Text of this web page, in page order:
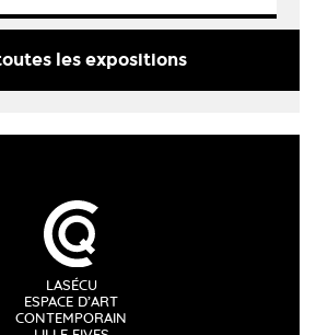
les expositions
LASÉCU
ESPACE D’ART
CONTEMPORAIN